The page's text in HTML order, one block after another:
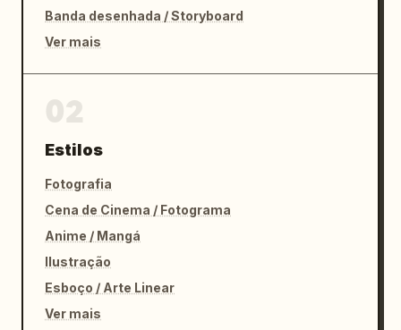
Banda desenhada / Storyboard
Ver mais
Estilos
Fotografia
Cena de Cinema / Fotograma
Anime / Mangá
Ilustração
Esboço / Arte Linear
Ver mais